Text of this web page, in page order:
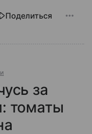
Поделиться
за
томаты